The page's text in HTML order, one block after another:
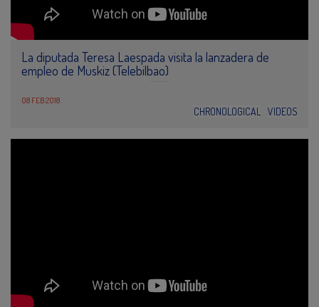
La diputada Teresa Laespada visita la lanzadera de
empleo de Muskiz (Telebilbao)
08 FEB 2018
CHRONOLOGICAL VIDEOS